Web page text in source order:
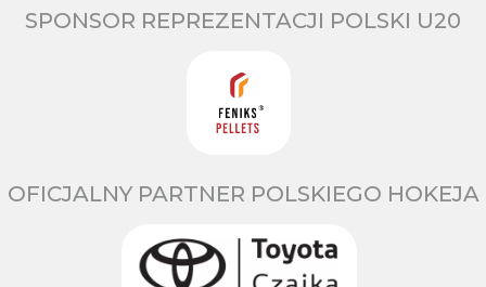
SPONSOR REPREZENTACJI POLSKI U20
OFICJALNY PARTNER POLSKIEGO HOKEJA